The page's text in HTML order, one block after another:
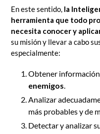
En este sentido, la
herramienta que todo
necesita conocer y
su misión y llevar a cabo
especialmente:
Obtener
enemigos.
Analizar
más probables y de
Detectar y analizar